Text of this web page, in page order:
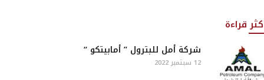
قراءة
شركة أمل للبترول ” أمابيتكو “
12 سبتمبر 2022